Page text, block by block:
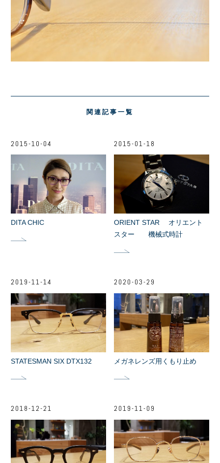
関連記事一覧
2015-10-04
DITA CHIC
2015-01-18
ORIENT STAR オリエント
スター 機械式時計
2019-11-14
STATESMAN SIX DTX132
2020-03-29
メガネレンズ用くもり止め
2018-12-21 2019-11-09